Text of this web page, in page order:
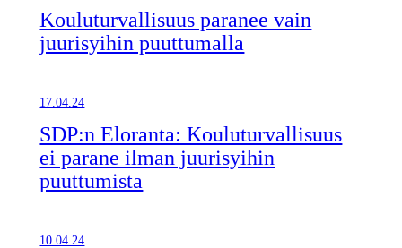
Kouluturvallisuus paranee vain
juurisyihin puuttumalla
17.04.24
SDP:n Eloranta: Kouluturvallisuus
ei parane ilman juurisyihin
puuttumista
10.04.24